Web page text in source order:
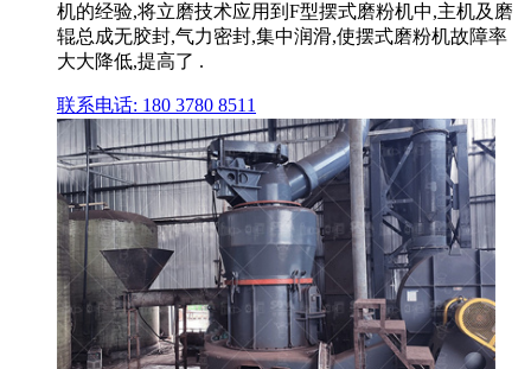
机的经验,将立磨技术应用到F型摆式磨粉机中,主机及磨
辊总成无胶封,气力密封,集中润滑,使摆式磨粉机故障率
大大降低,提高了 .
联系电话: 180 3780 8511